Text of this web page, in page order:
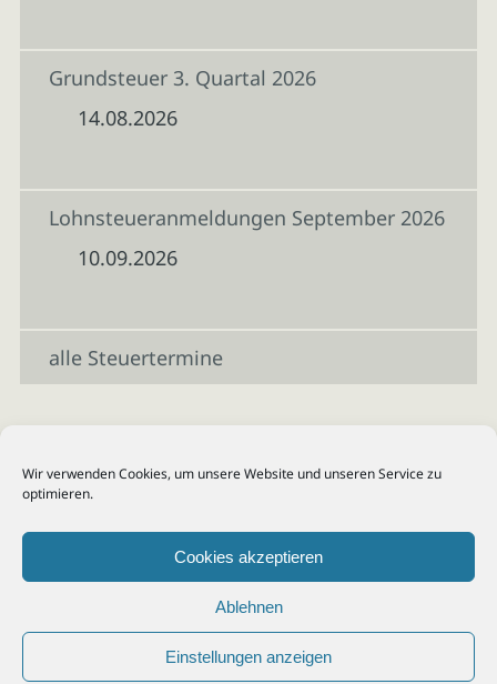
Wir verwenden Cookies, um unsere Website und unseren Service zu
optimieren.
Cookies akzeptieren
Ablehnen
Einstellungen anzeigen
Grundsteuer 3. Quartal 2026
14.08.2026
Lohnsteueranmeldungen September 2026
10.09.2026
alle Steuertermine